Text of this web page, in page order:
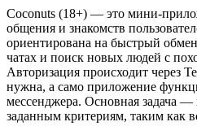
Coconuts (18+) — это мини-
общения и знакомств
ориентирована на быстрый
чатах и поиск новых людей с
Авторизация происходит через
нужна, а само приложение
мессенджера. Основная задача —
заданным критериям, таким как